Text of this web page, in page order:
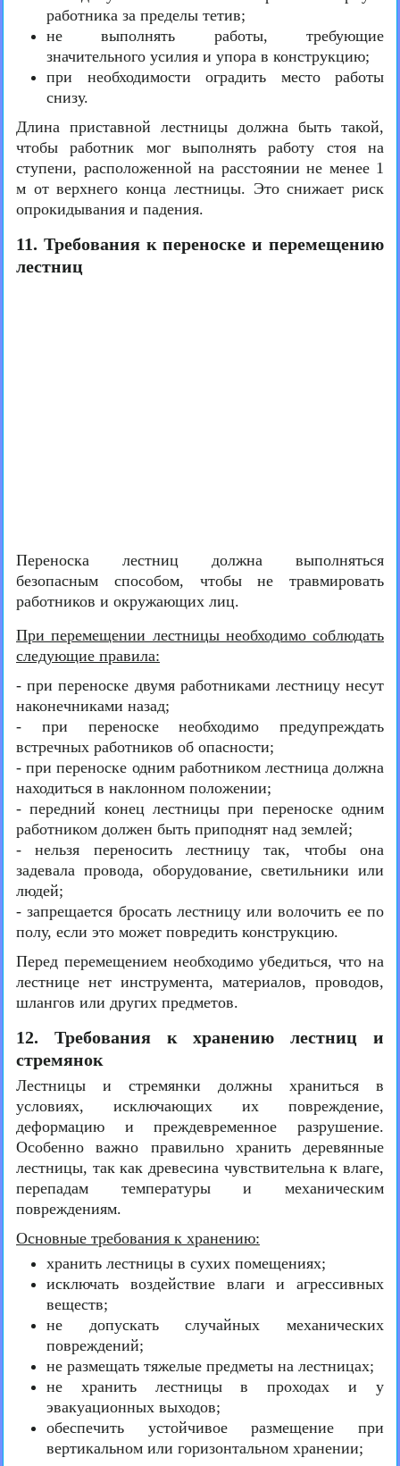
работника за пределы тетив;
не выполнять работы, требующие
значительного усилия и упора в конструкцию;
при необходимости оградить место работы
снизу.
Длина приставной лестницы должна быть такой,
чтобы работник мог выполнять работу стоя на
ступени, расположенной на расстоянии не менее 1
м от верхнего конца лестницы. Это снижает риск
опрокидывания и падения.
11. Требования к переноске и перемещению
лестниц
Переноска лестниц должна выполняться
безопасным способом, чтобы не травмировать
работников и окружающих лиц.
При перемещении лестницы необходимо соблюдать
следующие правила:
- при переноске двумя работниками лестницу несут
наконечниками назад;
- при переноске необходимо предупреждать
встречных работников об опасности;
- при переноске одним работником лестница должна
находиться в наклонном положении;
- передний конец лестницы при переноске одним
работником должен быть приподнят над землей;
- нельзя переносить лестницу так, чтобы она
задевала провода, оборудование, светильники или
людей;
- запрещается бросать лестницу или волочить ее по
полу, если это может повредить конструкцию.
Перед перемещением необходимо убедиться, что на
лестнице нет инструмента, материалов, проводов,
шлангов или других предметов.
12. Требования к хранению лестниц и
стремянок
Лестницы и стремянки должны храниться в
условиях, исключающих их повреждение,
деформацию и преждевременное разрушение.
Особенно важно правильно хранить деревянные
лестницы, так как древесина чувствительна к влаге,
перепадам температуры и механическим
повреждениям.
Основные требования к хранению:
хранить лестницы в сухих помещениях;
исключать воздействие влаги и агрессивных
веществ;
не допускать случайных механических
повреждений;
не размещать тяжелые предметы на лестницах;
не хранить лестницы в проходах и у
эвакуационных выходов;
обеспечить устойчивое размещение при
вертикальном или горизонтальном хранении;